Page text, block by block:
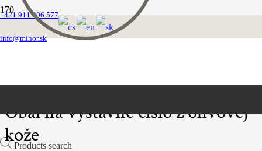
+421 911 206 577
info@mihor.sk
Products search
Domovská stránka
Ideme na výstavu
Obal na výstavné číslo
Obal na výstavné číslo z olivovej
kože